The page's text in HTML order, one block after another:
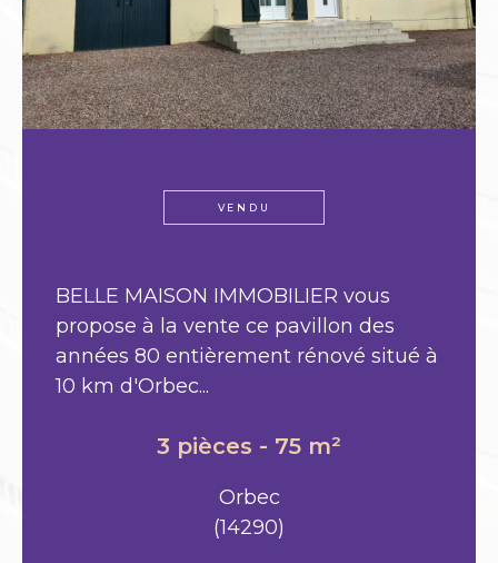
VENDU
BELLE MAISON IMMOBILIER vous
propose à la vente ce charmant
pavillon de 2010 situé à 5 min d'Orbec
et 15 min de...
4 pièces - 102 m²
Orbec
(14290)